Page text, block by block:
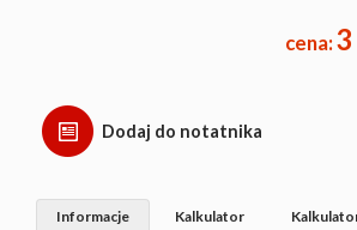
cena:
Dodaj do notatnika
Informacje
Kalkulator